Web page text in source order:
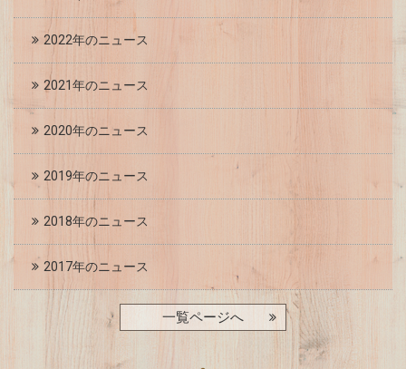
2022年のニュース
2021年のニュース
2020年のニュース
2019年のニュース
2018年のニュース
2017年のニュース
一覧ページへ